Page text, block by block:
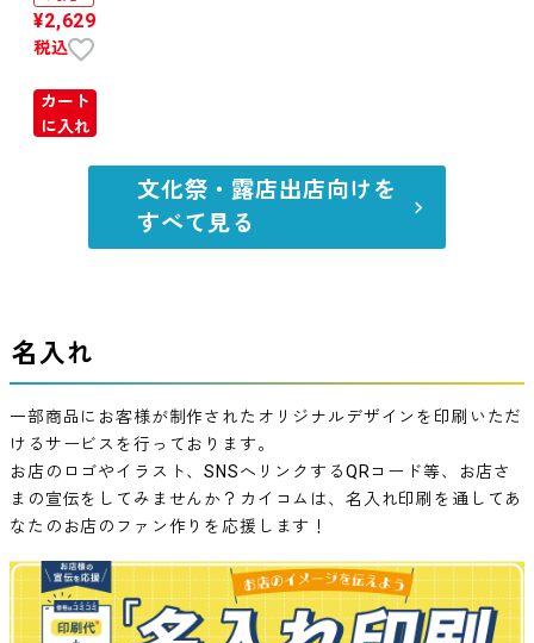
¥2,629
税込
カート
に入れ
文化祭・露店出店向けを
すべて見る
名入れ
一部商品にお客様が制作されたオリジナルデザインを印刷いただ
けるサービスを行っております。
お店のロゴやイラスト、SNSへリンクするQRコード等、お店さ
まの宣伝をしてみませんか？ カイコムは、名入れ印刷を通してあ
なたのお店のファン作りを応援します！